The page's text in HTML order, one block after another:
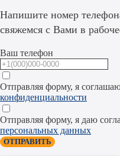
Напишите номер
свяжемся с Вами в
Ваш телефон
Отправляя форму, я
конфиденциальности
Отправляя форму, я даю
персональных данных
ОТПРАВИТЬ